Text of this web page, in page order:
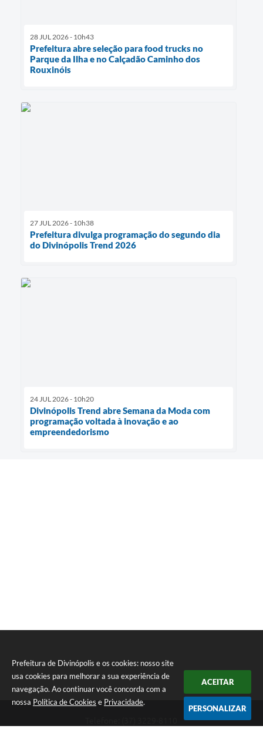
Prefeitura de Divinópolis e os cookies: nosso site
usa cookies para melhorar a sua experiência de
navegação. Ao continuar você concorda com a
nossa Política de Cookies e Privacidade.
ACEITAR
PERSONALIZAR
28 JUL 2026 - 10h43
Prefeitura abre seleção para food trucks no
Parque da Ilha e no Calçadão Caminho dos
Rouxinóis
27 JUL 2026 - 10h38
Prefeitura divulga programação do segundo dia
do Divinópolis Trend 2026
24 JUL 2026 - 10h20
Divinópolis Trend abre Semana da Moda com
programação voltada à inovação e ao
empreendedorismo